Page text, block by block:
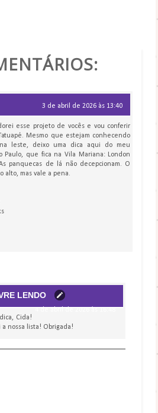
3 de abril de 2026 às 13:40
esse projeto de vocês e vou conferir
Mesmo que estejam conhecendo
leste, deixo uma dica aqui do meu
Paulo, que fica na Vila Mariana: London
panquecas de lá não decepcionam. O
alto, mas vale a pena.
LENDO
Cida!
a nossa lista! Obrigada!